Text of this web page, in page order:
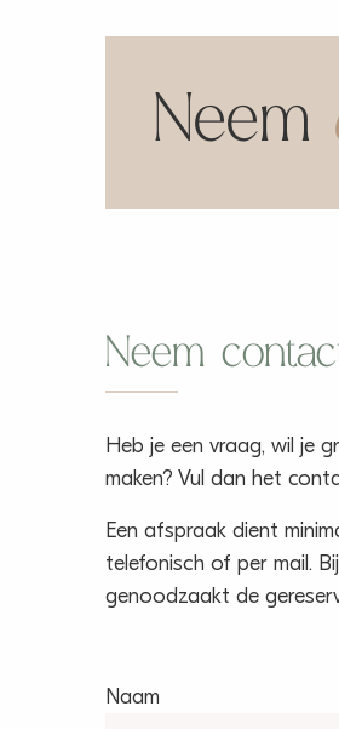
Neem
Neem
Heb je een vraag, wil je
maken? Vul dan het
Een afspraak dient
telefonisch of per mail.
genoodzaakt de
Naam